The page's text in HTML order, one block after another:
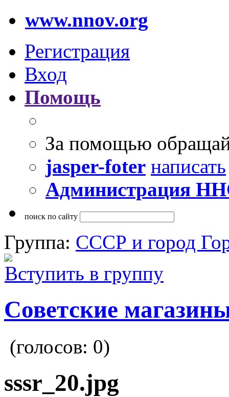
www.nnov.org
Регистрация
Вход
Помощь
За помощью
jasper-foter написать
Администрация
поиск по сайту
Группа: СССР и город
Вступить в группу
Советские
(голосов: 0)
sssr_20.jpg